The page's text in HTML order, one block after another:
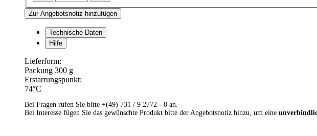
Zur Angebotsnotiz hinzufügen
Technische Daten
Hilfe
Lieferform:
Packung 300 g
Erstarrungspunkt:
74°C
Bei Fragen rufen Sie bitte +(49) 731 / 9 2772 - 0 an.
Bei Interesse fügen Sie das gewünschte Produkt bitte der Angebotsnotiz hinzu, um eine